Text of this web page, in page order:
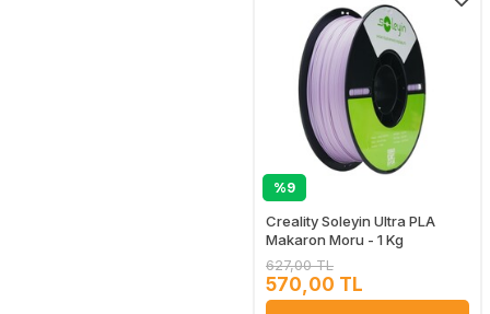
%9
Creality Soleyin Ultra PLA
Makaron Moru - 1 Kg
627,00 TL
570,00 TL